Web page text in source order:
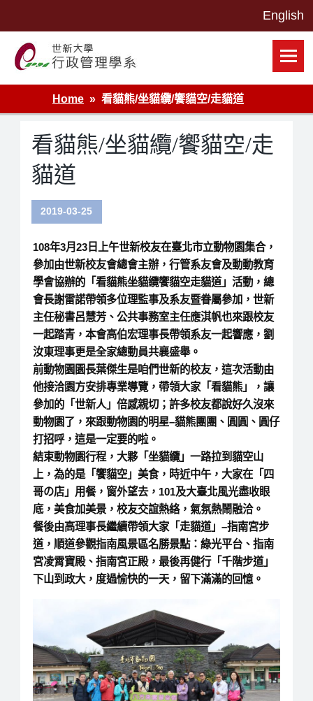
世新大學行政管理學系網站
Home
看貓熊/坐貓纜/饗貓空/走貓道
看貓熊/坐貓纜/饗貓空/走
貓道
2019-03-25
108年3月23日上午世新校友在臺北市立動物園集合，
參加由世新校友會總會主辦，行管系友會及動動教育
學會協辦的「看貓熊坐貓纜饗貓空走貓道」活動，總
會長謝雷諾帶領多位理監事及系友暨眷屬參加，世新
主任秘書呂慧芳、公共事務室主任應淇帆也來跟校友
一起踏青，本會高伯宏理事長帶領系友一起響應，劉
汝東理事更是全家總動員共襄盛舉。
前動物園園長葉傑生是咱們世新的校友，這次活動由
他接洽園方安排專業導覽，帶領大家「看貓熊」，讓
參加的「世新人」倍感親切；許多校友都說好久沒來
動物園了，來跟動物園的明星–貓熊團團、圓圓、圓仔
打招呼，這是一定要的啦。
結束動物園行程，大夥「坐貓纜」一路拉到貓空山
上，為的是「饗貓空」美食，時近中午，大家在「四
哥の店」用餐，窗外望去，101及大臺北風光盡收眼
底，美食加美景，校友交誼熱絡，氣氛熱鬧融洽。
餐後由高理事長繼續帶領大家「走貓道」–指南宮步
道，順道參觀指南風景區名勝景點：綠光平台、指南
宮凌霄寶殿、指南宮正殿，最後再健行「千階步道」
下山到政大，度過愉快的一天，留下滿滿的回憶。